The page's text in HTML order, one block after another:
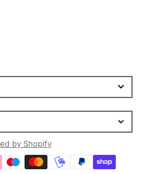
by Shopify